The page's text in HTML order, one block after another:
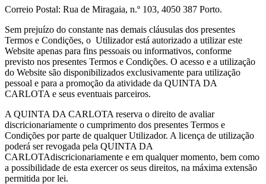
Correio Postal: Rua de Miragaia, n.º 103, 4050 387 Porto.
Sem prejuízo do constante nas demais cláusulas dos presentes
Termos e Condições, o Utilizador está autorizado a utilizar este
Website apenas para fins pessoais ou informativos, conforme
previsto nos presentes Termos e Condições. O acesso e a utilização
do Website são disponibilizados exclusivamente para utilização
pessoal e para a promoção da atividade da QUINTA DA
CARLOTA e seus eventuais parceiros.
A QUINTA DA CARLOTA reserva o direito de avaliar
discricionariamente o cumprimento dos presentes Termos e
Condições por parte de qualquer Utilizador. A licença de utilização
poderá ser revogada pela QUINTA DA
CARLOTAdiscricionariamente e em qualquer momento, bem como
a possibilidade de esta exercer os seus direitos, na máxima extensão
permitida por lei.